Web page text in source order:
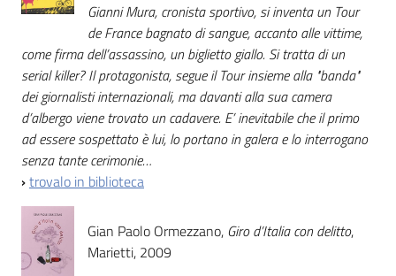
Gianni Mura, cronista sportivo, si inventa un Tour
de France bagnato di sangue, accanto alle vittime,
come firma dell’assassino, un biglietto giallo. Si tratta di un
serial killer? Il protagonista, segue il Tour insieme alla "banda"
dei giornalisti internazionali, ma davanti alla sua camera
d’albergo viene trovato un cadavere. E’ inevitabile che il primo
ad essere sospettato è lui, lo portano in galera e lo interrogano
senza tante cerimonie…
›trovalo in biblioteca
Gian Paolo Ormezzano, Giro d’Italia con delitto,
Marietti, 2009